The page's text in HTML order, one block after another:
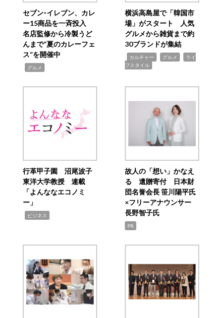
セブン‐イレブン、カレ
ー15商品を一斉投入
名店監修から冷製うど
んまで“夏のカレーフェ
ス”を開催中
グルメ
横浜高島屋で「韓国市
場」がスタート 人気
グルメから雑貨まで約
30ブランドが集結
カルチャー グルメ
ライ
フスタイル
行革甲子園 沼尾波子
東洋大学教授 連載
「よんななエコノミ
ー」
ビジネス
故人の「想い」かなえ
る 遺贈寄付 日本財
団名誉会長 笹川陽平氏
×フリーアナウンサー
長野智子氏
PR